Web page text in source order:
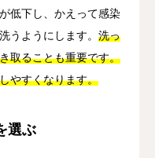
低下し、かえって感染
うようにします。 洗っ
取ることも重要です。
やすくなります。
選ぶ